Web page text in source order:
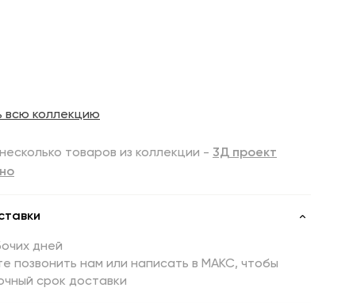
всю коллекцию
товаров из коллекции - 3Д проект
дней
позвонить нам или написать в МАКС, чтобы
срок доставки